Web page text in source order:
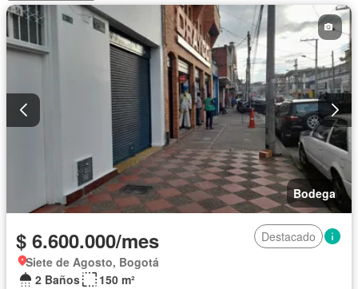
Bodega
$ 6.600.000/mes
Destacado
Siete de Agosto, Bogotá
2 Baños
150 m²